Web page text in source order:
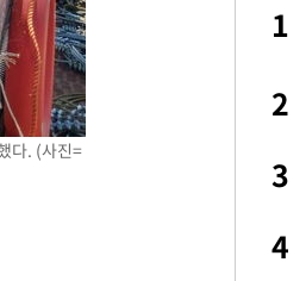
다. (사진=
이혼' 허양임, 새 출
포착"…카라 한승연, 건강 괜찮나
'
거꾸로 걸린 광복절 태극기 현수막에
1
2
3
4